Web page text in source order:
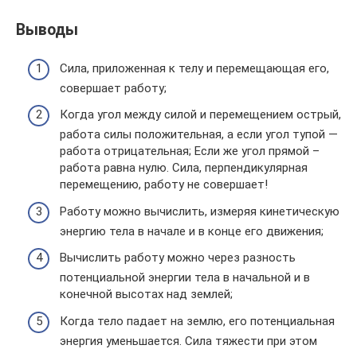
Выводы
Сила, приложенная к телу и перемещающая его,
совершает работу;
Когда угол между силой и перемещением острый,
работа силы положительная, а если угол тупой —
работа отрицательная; Если же угол прямой –
работа равна нулю. Сила, перпендикулярная
перемещению, работу не совершает!
Работу можно вычислить, измеряя кинетическую
энергию тела в начале и в конце его движения;
Вычислить работу можно через разность
потенциальной энергии тела в начальной и в
конечной высотах над землей;
Когда тело падает на землю, его потенциальная
энергия уменьшается. Сила тяжести при этом